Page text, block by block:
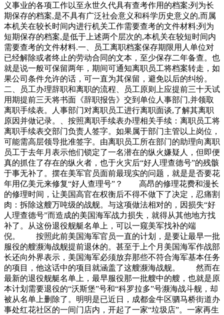
义事业的各项工作以至永世久代具有查考作用的档案;列为长
期保存的档案,是不具有广泛社会意义和科学历史意义的,而属
本机关在较长时间内进行机关工作需要查考的文件材料;列为
短期保存的档案,是低于上述两个层次的,本机关在较短时间内
需要查考的文件材料.一、员工离职档案保存期限用人单位对
已经解除或者终止的劳动合同的文本，至少保存二年备查。也
就是说一般可保留两年，期间可通知离职员工将档案转走，如
果公司条件允许的话，可一直为其保留，避免以后的纠纷。
二、员工办理辞职和离职的流程、员工原则上应提前三十天试
用期提前三天将书面《辞职报告》交到单位人事部门,并领取
离职手续表。人事部门对离职员工进行离职面谈,了解其离职
原因并做记录。、按照离职手续表办理相关手续：离职员工将
离职手续表交部门负责人签字。如果属于部门主管以上岗位，
可能需高层领导批准签字。由离职员工所在部门的助理向离职
员工于去年月表示他们锁定了一名潜在的纵火嫌疑人，但即便
真的抓住了存在的纵火者，也于火灾后“好人理查德号”的残骸
于事无补了。摆在美军官员面前最现实的问题，就是是否要花
年用亿美元来修复“好人查理号”？ 高昂的修理花费和漫长
的修理时间，让美国高官在权衡后不得不做下了决定，忍痛割
肉：拆除这艘万吨级的战舰。与这项做法相对的，因损失“好
人理查德号”而造成的美国海军战力损失，就得从其他地方找
补了。从这份退役舰艇名单上，可以一窥美军找补的端
倪。 按照此前美国海军官员一直的计划，是要让最早一批
服役的艘濒海战舰提前退休的。甚至于上个月美国海军作战部
长还向外界表示，美国海军必须放弃那些不符合海军基本任务
的项目，他这话中的项目就涵盖了这艘濒海战舰。 然而在
最新的退役舰艇名单上，最早服役那一批艘中的艘，也就是原
本计划需要退役的“沃斯堡”号和“科罗拉多”号濒海战斗舰，却
被从名单上删除了。明明是已近日，成都金牛区驷马桥街道办
事处红花社区的一间门店内，开起了一家“垃圾店”。一家再生